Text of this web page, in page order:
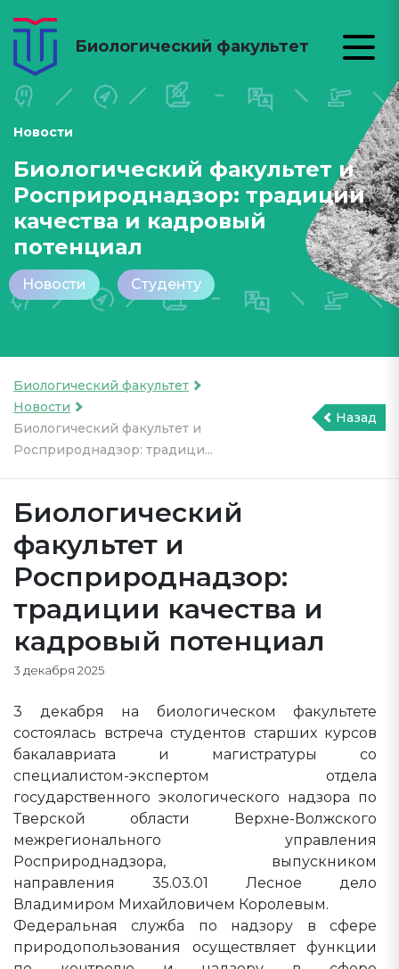
Биологический факультет
Новости
Биологический факультет и
Росприроднадзор: традиции
качества и кадровый
потенциал
Новости Студенту
Биологический факультет
Новости
Биологический факультет и
Росприроднадзор: традици...
Назад
Биологический
факультет и
Росприроднадзор:
традиции качества и
кадровый потенциал
3 декабря 2025
3 декабря на биологическом факультете
состоялась встреча студентов старших курсов
бакалавриата и магистратуры со
специалистом-экспертом отдела
государственного экологического надзора по
Тверской области Верхне-Волжского
межрегионального управления
Росприроднадзора, выпускником
направления 35.03.01 Лесное дело
Владимиром Михайловичем Королевым.
Федеральная служба по надзору в сфере
природопользования осуществляет функции